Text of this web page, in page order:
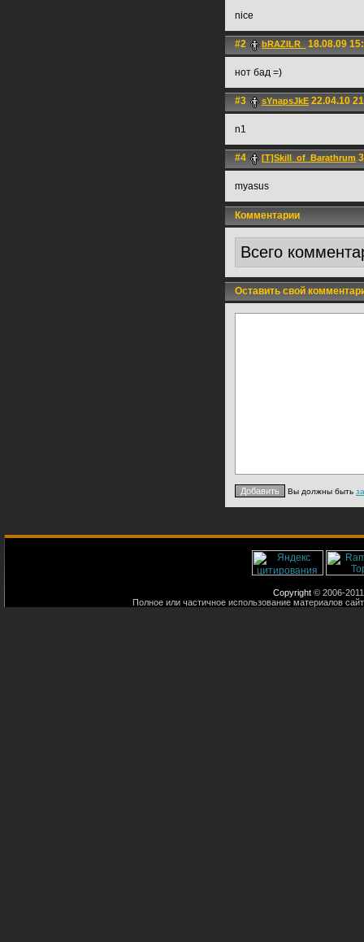
nice
#2 bRAZILR_ 18.08.09
нот бад =)
#3 sYnapsJkE 22.04.10
n1
#4 [T]Skill_of_Barathrum
myasus
Комментарии
Всего
Оставить свой
Вы должны быть
Copyright © 2006-
Полное или частичное использование материалов